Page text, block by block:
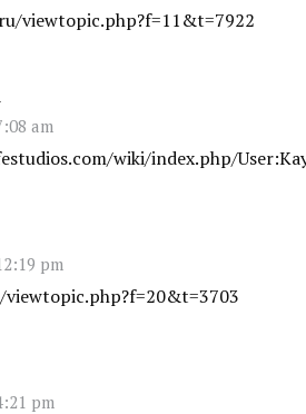
viewtopic.php?f=11&t=7922
am
wiki/index.php/
pm
pm